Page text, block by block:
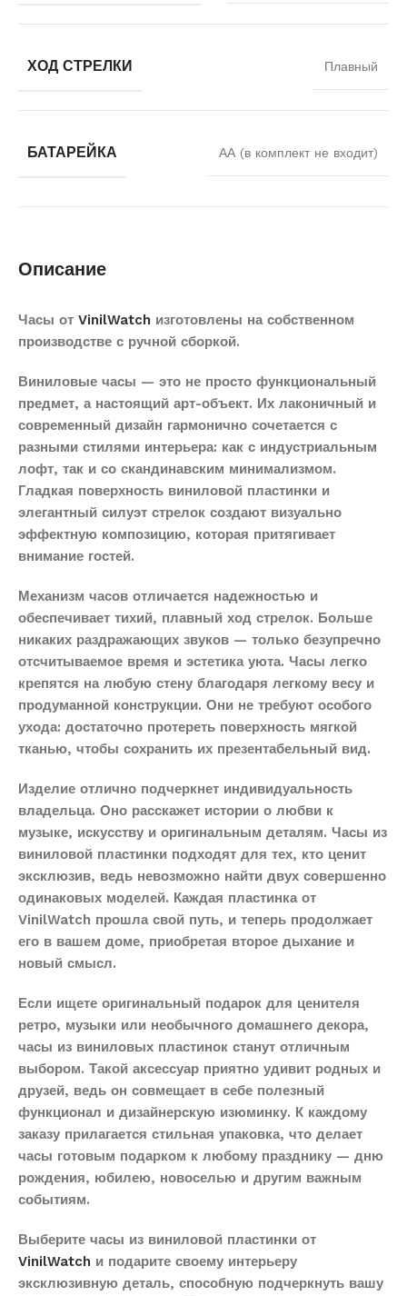
ХОД СТРЕЛКИ Плавный
БАТАРЕЙКА АА (в комплект не входит)
Описание
Часы от VinilWatch изготовлены на собственном
производстве с ручной сборкой.
Виниловые часы — это не просто функциональный
предмет, а настоящий арт-объект. Их лаконичный и
современный дизайн гармонично сочетается с
разными стилями интерьера: как с индустриальным
лофт, так и со скандинавским минимализмом.
Гладкая поверхность виниловой пластинки и
элегантный силуэт стрелок создают визуально
эффектную композицию, которая притягивает
внимание гостей.
Механизм часов отличается надежностью и
обеспечивает тихий, плавный ход стрелок. Больше
никаких раздражающих звуков — только безупречно
отсчитываемое время и эстетика уюта. Часы легко
крепятся на любую стену благодаря легкому весу и
продуманной конструкции. Они не требуют особого
ухода: достаточно протереть поверхность мягкой
тканью, чтобы сохранить их презентабельный вид.
Изделие отлично подчеркнет индивидуальность
владельца. Оно расскажет истории о любви к
музыке, искусству и оригинальным деталям. Часы из
виниловой пластинки подходят для тех, кто ценит
эксклюзив, ведь невозможно найти двух совершенно
одинаковых моделей. Каждая пластинка от
VinilWatch прошла свой путь, и теперь продолжает
его в вашем доме, приобретая второе дыхание и
новый смысл.
Если ищете оригинальный подарок для ценителя
ретро, музыки или необычного домашнего декора,
часы из виниловых пластинок станут отличным
выбором. Такой аксессуар приятно удивит родных и
друзей, ведь он совмещает в себе полезный
функционал и дизайнерскую изюминку. К каждому
заказу прилагается стильная упаковка, что делает
часы готовым подарком к любому празднику — дню
рождения, юбилею, новоселью и другим важным
событиям.
Выберите часы из виниловой пластинки от
VinilWatch и подарите своему интерьеру
эксклюзивную деталь, способную подчеркнуть вашу